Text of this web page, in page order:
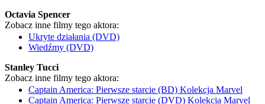
Octavia Spencer
Zobacz inne filmy tego aktora:
Ukryte działania (DVD)
Wiedźmy (DVD)
Stanley Tucci
Zobacz inne filmy tego aktora:
Captain America: Pierwsze starcie (BD) Kolekcja Marvel
Captain America: Pierwsze starcie (DVD) Kolekcja Marvel